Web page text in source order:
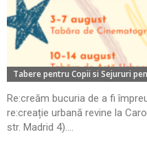
Tabere pentru Copii si Sejururi
Re:creăm bucuria de a fi
re:creație urbană revine la
str. Madrid 4)....